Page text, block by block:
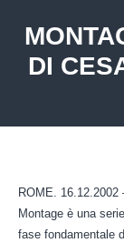
DI
ROME. 16.12.2002
Montage è una
fase fondamentale